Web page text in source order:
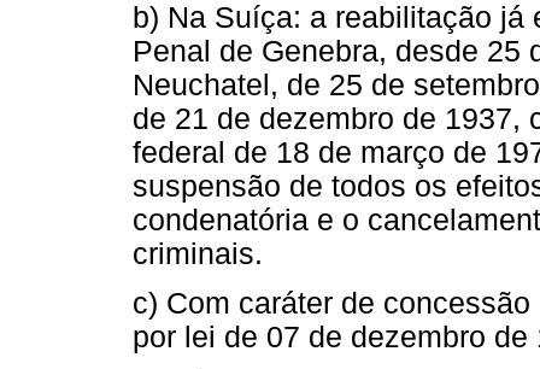
b) Na Suíça: a reabilitação já
Penal de Genebra, desde 25
Neuchatel, de 25 de
de 21 de dezembro de 1937,
federal de 18 de março de
suspensão de todos os
condenatória e o
criminais.
c) Com caráter de
por lei de 07 de dezembro de